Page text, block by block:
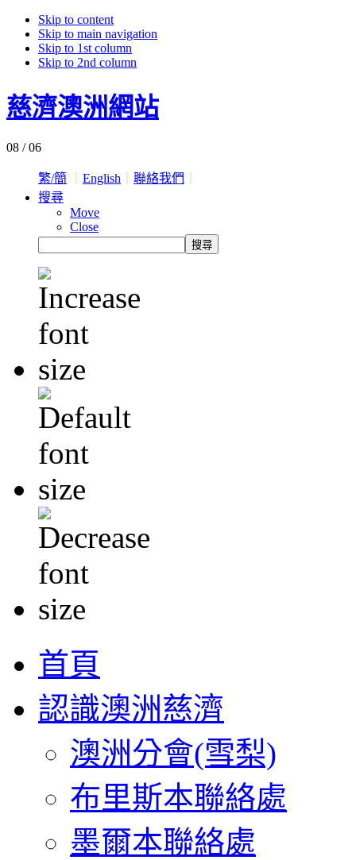
Skip to content
Skip to main navigation
Skip to 1st column
Skip to 2nd column
慈濟澳洲網站
08 / 06
繁/簡 English 聯絡我們
搜尋
Move
Close
首頁
認識澳洲慈濟
澳洲分會(雪梨)
布里斯本聯絡處
墨爾本聯絡處